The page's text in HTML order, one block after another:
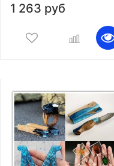
1 263 руб